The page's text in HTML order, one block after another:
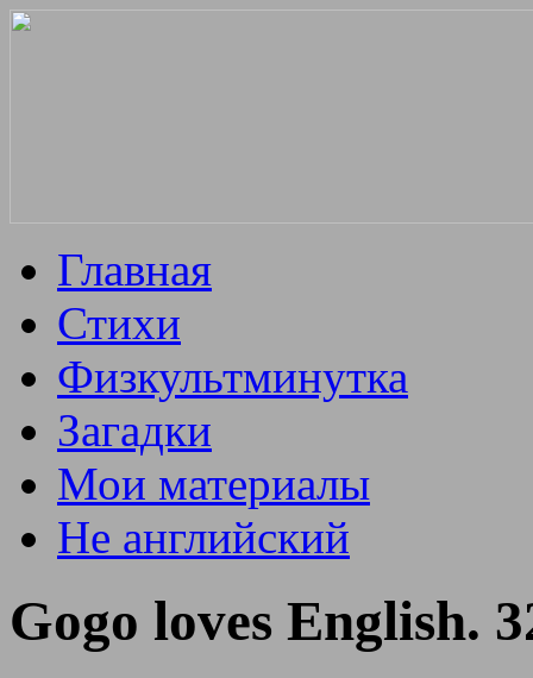
Главная
Стихи
Физкультминутка
Загадки
Мои материалы
Не английский
Gogo loves English.